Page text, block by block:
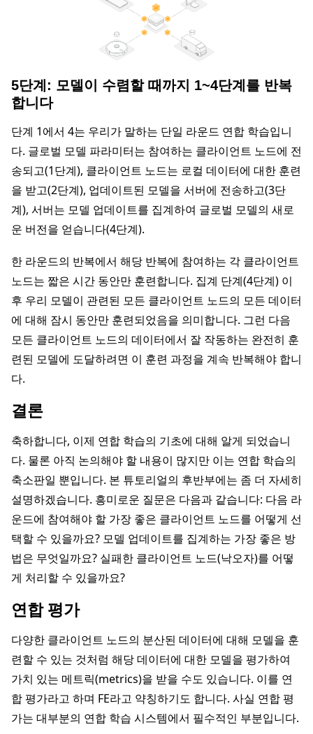
5단계: 모델이 수렴할 때까지 1~4단계를 반복
합니다
단계 1에서 4는 우리가 말하는 단일 라운드 연합 학습입니
다. 글로벌 모델 파라미터는 참여하는 클라이언트 노드에 전
송되고(1단계), 클라이언트 노드는 로컬 데이터에 대한 훈련
을 받고(2단계), 업데이트된 모델을 서버에 전송하고(3단
계), 서버는 모델 업데이트를 집계하여 글로벌 모델의 새로
운 버전을 얻습니다(4단계).
한 라운드의 반복에서 해당 반복에 참여하는 각 클라이언트
노드는 짧은 시간 동안만 훈련합니다. 집계 단계(4단계) 이
후 우리 모델이 관련된 모든 클라이언트 노드의 모든 데이터
에 대해 잠시 동안만 훈련되었음을 의미합니다. 그런 다음
모든 클라이언트 노드의 데이터에서 잘 작동하는 완전히 훈
련된 모델에 도달하려면 이 훈련 과정을 계속 반복해야 합니
다.
결론
축하합니다, 이제 연합 학습의 기초에 대해 알게 되었습니
다. 물론 아직 논의해야 할 내용이 많지만 이는 연합 학습의
축소판일 뿐입니다. 본 튜토리얼의 후반부에는 좀 더 자세히
설명하겠습니다. 흥미로운 질문은 다음과 같습니다: 다음 라
운드에 참여해야 할 가장 좋은 클라이언트 노드를 어떻게 선
택할 수 있을까요? 모델 업데이트를 집계하는 가장 좋은 방
법은 무엇일까요? 실패한 클라이언트 노드(낙오자)를 어떻
게 처리할 수 있을까요?
연합 평가
다양한 클라이언트 노드의 분산된 데이터에 대해 모델을 훈
련할 수 있는 것처럼 해당 데이터에 대한 모델을 평가하여
가치 있는 메트릭(metrics)을 받을 수도 있습니다. 이를 연
합 평가라고 하며 FE라고 약칭하기도 합니다. 사실 연합 평
가는 대부분의 연합 학습 시스템에서 필수적인 부분입니다.